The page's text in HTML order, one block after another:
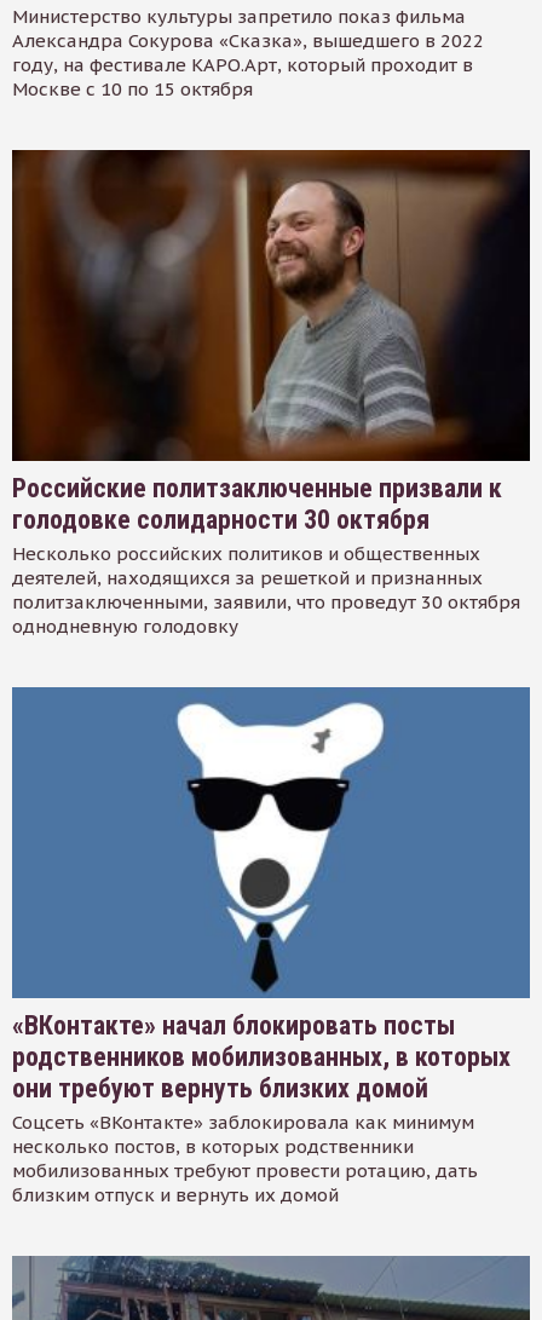
Министерство культуры запретило показ фильма
Александра Сокурова «Сказка», вышедшего в 2022
году, на фестивале КАРО.Арт, который проходит в
Москве с 10 по 15 октября
Российские политзаключенные призвали к
голодовке солидарности 30 октября
Несколько российских политиков и общественных
деятелей, находящихся за решеткой и признанных
политзаключенными, заявили, что проведут 30 октября
однодневную голодовку
«ВКонтакте» начал блокировать посты
родственников мобилизованных, в которых
они требуют вернуть близких домой
Соцсеть «ВКонтакте» заблокировала как минимум
несколько постов, в которых родственники
мобилизованных требуют провести ротацию, дать
близким отпуск и вернуть их домой